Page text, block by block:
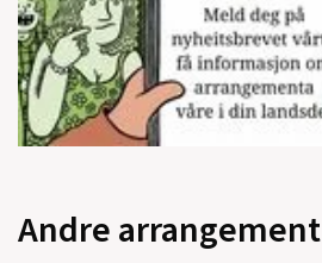
Andre arrangement